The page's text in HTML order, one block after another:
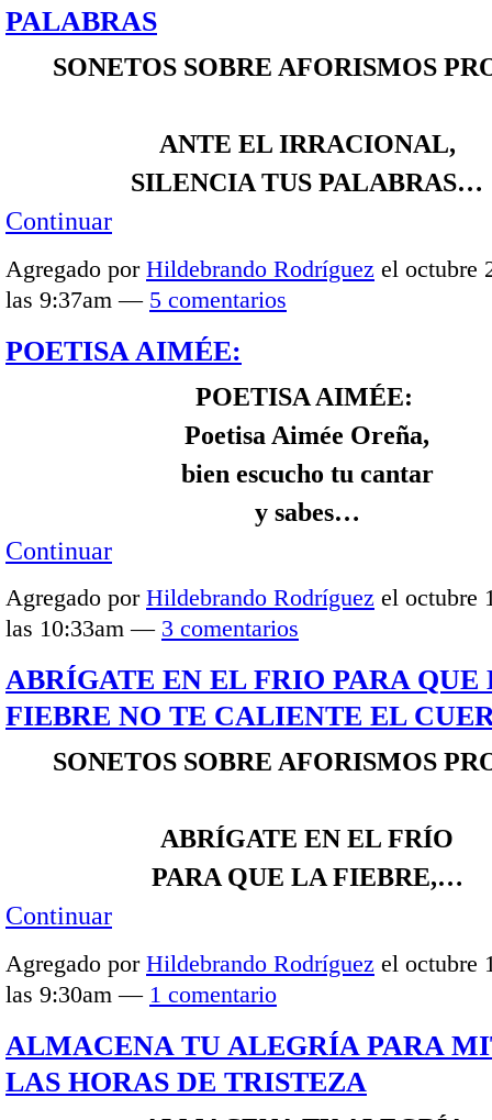
PALABRAS
SONETOS SOBRE AFORISMOS
ANTE EL IRRACIONAL,
SILENCIA TUS PALABRAS…
Continuar
Agregado por Hildebrando Rodríguez el octubre
las 9:37am — 5 comentarios
POETISA AIMÉE:
POETISA AIMÉE:
Poetisa Aimée Oreña,
bien escucho tu cantar
y sabes…
Continuar
Agregado por Hildebrando Rodríguez el octubre
las 10:33am — 3 comentarios
ABRÍGATE EN EL FRIO PARA QUE
FIEBRE NO TE CALIENTE EL
SONETOS SOBRE AFORISMOS
ABRÍGATE EN EL FRÍO
PARA QUE LA FIEBRE,…
Continuar
Agregado por Hildebrando Rodríguez el octubre
las 9:30am — 1 comentario
ALMACENA TU ALEGRÍA PARA
LAS HORAS DE TRISTEZA